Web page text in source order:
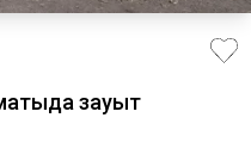
зауыт